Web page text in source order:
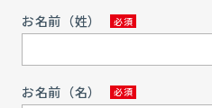
お名前（姓）
お名前（名）